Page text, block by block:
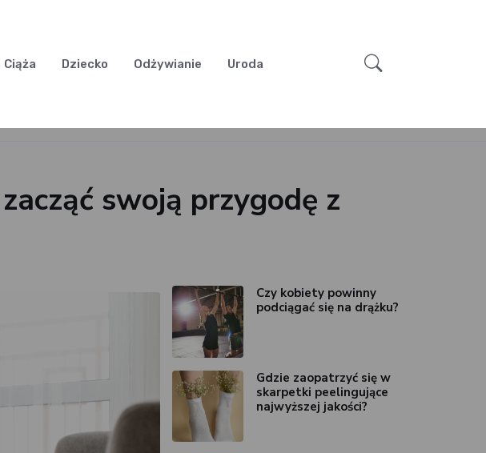
Ciąża Dziecko Odżywianie Uroda
swoją przygodę z
Czy kobiety powinny
podciągać się na drążku?
Gdzie zaopatrzyć się w
skarpetki peelingujące
najwyższej jakości?